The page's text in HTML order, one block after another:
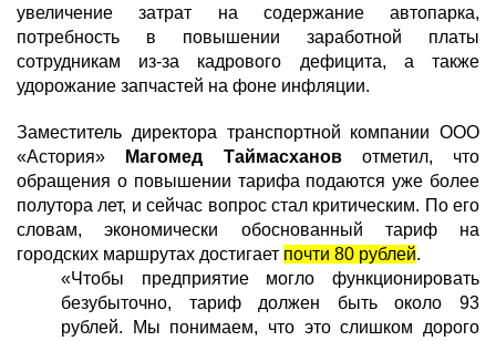
увеличение затрат на содержание автопарка,
потребность в повышении заработной платы
сотрудникам из-за кадрового дефицита, а также
удорожание запчастей на фоне инфляции.
Заместитель директора транспортной компании ООО
«Астория»
Магомед Таймасхановотметил, что
обращения о повышении тарифа подаются уже более
полутора лет, и сейчас вопрос стал критическим. По его
словам, экономически обоснованный тариф на
городских маршрутах достигает почти 80 рублей.
«Чтобы предприятие могло функционировать
безубыточно, тариф должен быть около 93
рублей. Мы понимаем, что это слишком дорого